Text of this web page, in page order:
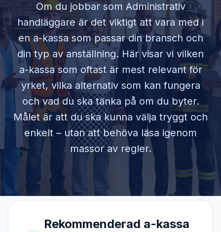
Om du jobbar som Administrativ
handläggare är det viktigt att vara med i
en a-kassa som passar din bransch och
din typ av anställning. Här visar vi vilken
a-kassa som oftast är mest relevant för
yrket, vilka alternativ som kan fungera
och vad du ska tänka på om du byter.
Målet är att du ska kunna välja tryggt och
enkelt – utan att behöva läsa igenom
massor av regler.
Rekommenderad a-kassa